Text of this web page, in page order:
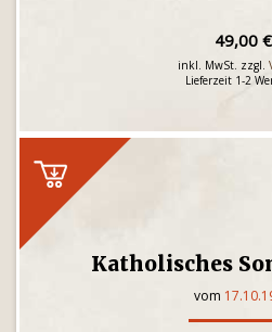
49,00 €
inkl. MwSt. zzgl.
Lieferzeit 1-2
Katholisches
vom